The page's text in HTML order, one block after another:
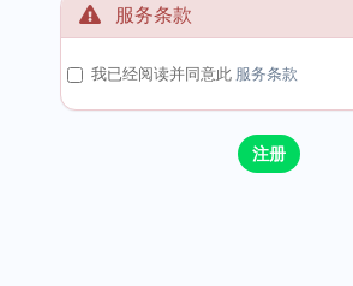
服务条款
我已经阅读并同意此 服务条款